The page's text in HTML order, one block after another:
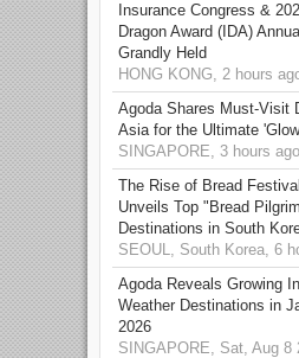
Insurance Congress &
Dragon Award (IDA)
Grandly Held
HONG KONG, 2 hours
Agoda Shares Must-Visit
Asia for the Ultimate
SINGAPORE, 3 hours ago
The Rise of Bread
Unveils Top "Bread
Destinations in South
SEOUL, South Korea, 6
Agoda Reveals Growing
Weather Destinations in
2026
SINGAPORE, Sat, Aug 8